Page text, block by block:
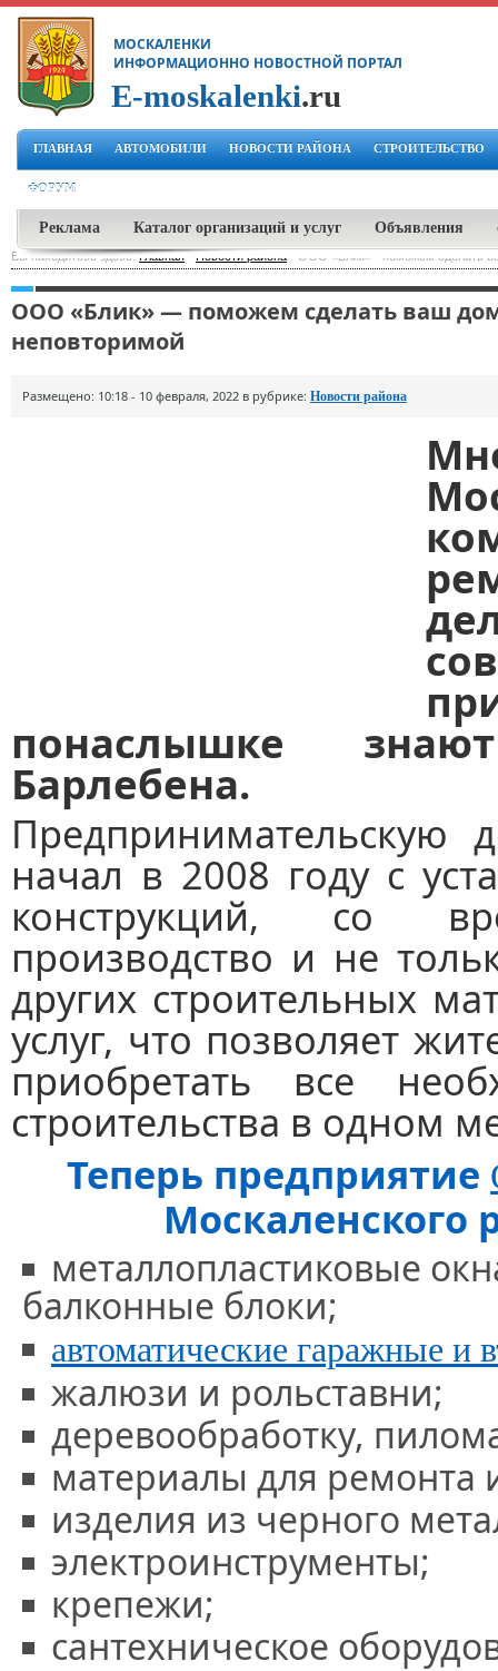
МОСКАЛЕНКИ
ИНФОРМАЦИОННО НОВОСТНОЙ ПОРТАЛ
E-moskalenki.ru
ГЛАВНАЯ АВТОМОБИЛИ НОВОСТИ РАЙОНА СТРОИТЕЛЬСТВО
ФОРУМ
Реклама Каталог организаций и услуг Объявления
Вы находитесь здесь:Главная-Новости района ООО «Блик» - поможем сделать
ООО «Блик» — поможем сделать ваш
неповторимой
Размещено: 10:18 - 10 февраля, 2022 в рубрике: Новости района
понаслышке
Барлебена.
Предпринимательскую
начал в 2008 году с
конструкций, со
производство и не
других строительных
услуг, что позволяет
приобретать все
строительства в одном
Теперь предприятие
Москаленского
металлопластиковые
балконные блоки;
автоматические гаражные и
жалюзи и рольставни;
деревообработку,
материалы для ремонта
изделия из черного
электроинструменты;
крепежи;
сантехническое